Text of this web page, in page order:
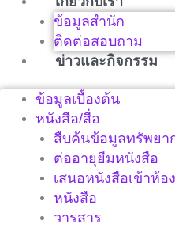
ข้อมูลสำนัก
ติดต่อสอบถาม
ข่าวและกิจกรรม
ข้อมูลเบื้องต้น
หนังสือ/สื่อ
สืบค้นข้อมูลทรัพยา
ต่ออายุยืมหนังสือ
เสนอหนังสือเข้าห้อ
หนังสือ
วารสาร